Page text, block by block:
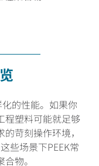
的性能。如果你
程塑料可能就足够
苛刻操作环境，
些场景下PEEK常
物。